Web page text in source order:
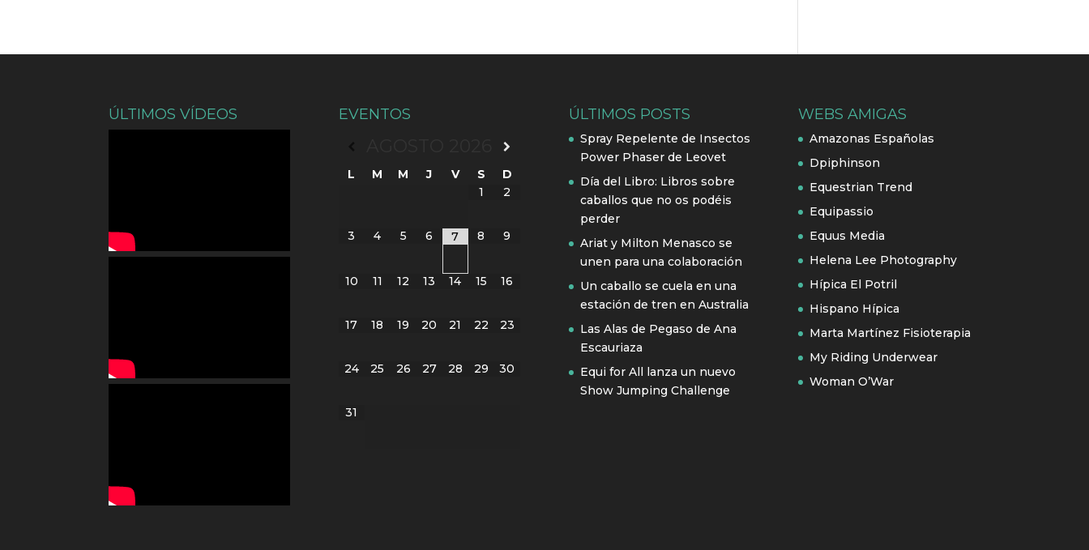
ÚLTIMOS VÍDEOS EVENTOS
L M M J V S
D
1
2
3 4 5 6 7 8 9
10 11 12 13 14 15 16
17 18 19 20 21 22 23
24 25 26 27 28 29 30
31
ÚLTIMOS POSTS
Spray Repelente de Insectos
Power Phaser de Leovet
Día del Libro: Libros sobre
caballos que no os podéis
perder
Ariat y Milton Menasco se
unen para una colaboración
Un caballo se cuela en una
estación de tren en Australia
Las Alas de Pegaso de Ana
Escauriaza
Equi for All lanza un nuevo
Show Jumping Challenge
WEBS AMIGAS
Amazonas Españolas
Dpiphinson
Equestrian Trend
Equipassio
Equus Media
Helena Lee Photography
Hípica El Potril
Hispano Hípica
Marta Martínez Fisioterapia
My Riding Underwear
Woman O’War